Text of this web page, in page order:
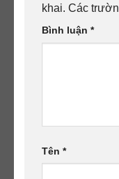
khai. Các
Bình luận *
Tên *